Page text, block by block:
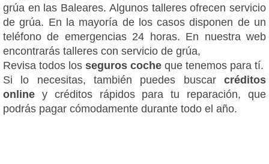
grúa en las Baleares. Algunos talleres ofrecen servicio
de grúa. En la mayoría de los casos disponen de un
teléfono de emergencias 24 horas. En nuestra web
encontrarás talleres con servicio de grúa,
Revisa todos los seguros coche que tenemos para tí.
Si lo necesitas, también puedes buscar créditos
online y créditos rápidos para tu reparación, que
podrás pagar cómodamente durante todo el año.